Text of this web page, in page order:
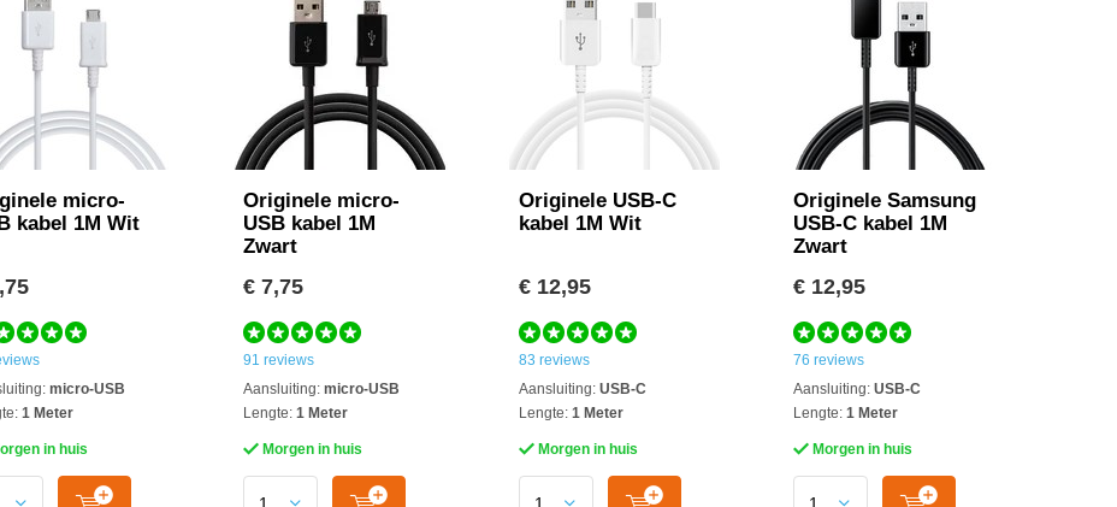
micro-
kabel 1M Wit
micro-USB
1 Meter
in huis
Originele micro-
USB kabel 1M
Zwart
€ 7,75
91 reviews
Aansluiting: micro-USB
Lengte: 1 Meter
Morgen in huis
Originele USB-C
kabel 1M Wit
€ 12,95
83 reviews
Aansluiting:USB-C
Lengte:1 Meter
Morgen in huis
Originele Samsung
USB-C kabel 1M
Zwart
€ 12,95
76 reviews
Aansluiting:USB-C
Lengte:1 Meter
Morgen in huis